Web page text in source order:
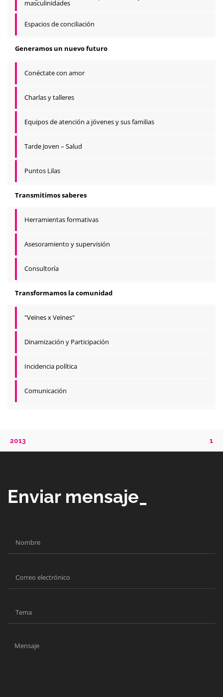
masculinidades
Espacios de conciliación
Generamos un nuevo futuro
Conéctate con amor
Charlas y talleres
Equipos de atención a jóvenes y sus familias
Tarde Joven – Salud
Puntos Lilas
Transmitimos saberes
Herramientas formativas
Asesoramiento y supervisión
Consultoría
Transformamos la comunidad
"Veïnes x Veïnes"
Dinamización y Participación
Incidencia política
Comunicación
2013 1
Enviar mensaje_